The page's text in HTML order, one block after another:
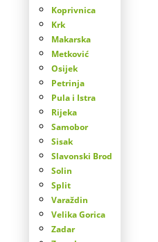
Koprivnica
Krk
Makarska
Metković
Osijek
Petrinja
Pula i Istra
Rijeka
Samobor
Sisak
Slavonski Brod
Solin
Split
Varaždin
Velika Gorica
Zadar